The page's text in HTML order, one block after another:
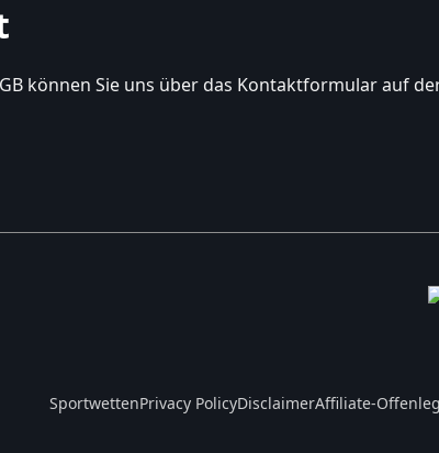
können Sie uns über das Kontaktformular auf
SportwettenPrivacy PolicyDisclaimerAffiliate-